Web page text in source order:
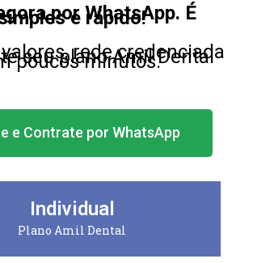
por WhatsApp. É
e rápido!
rede credenciada
seu plano Amil Dental
poucos minutos.
e Contrate por WhatsApp
Individual
Plano Amil Dental